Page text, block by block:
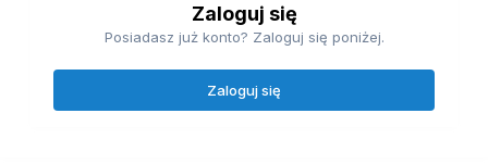
Zaloguj się
Posiadasz już konto? Zaloguj się poniżej.
Zaloguj się